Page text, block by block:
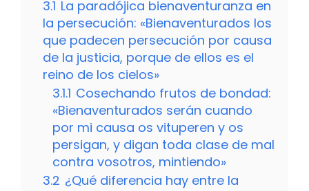
3.1 La paradójica bienaventuranza en
la persecución: «Bienaventurados los
que padecen persecución por causa
de la justicia, porque de ellos es el
reino de los cielos»
3.1.1 Cosechando frutos de bondad:
«Bienaventurados serán cuando
por mi causa os vituperen y os
persigan, y digan toda clase de mal
contra vosotros, mintiendo»
3.2 ¿Qué diferencia hay entre la